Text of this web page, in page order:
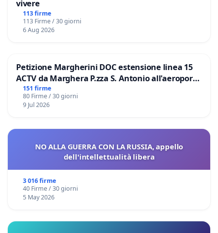
vivere
113 firme
113 Firme / 30 giorni
6 Aug 2026
Petizione Margherini DOC estensione linea 15
ACTV da Marghera P.zza S. Antonio all'aeroporto
Marco Polo tariffa a € 1,50
151 firme
80 Firme / 30 giorni
9 Jul 2026
NO ALLA GUERRA CON LA RUSSIA, appello
dell'intellettualità libera
3 016 firme
40 Firme / 30 giorni
5 May 2026